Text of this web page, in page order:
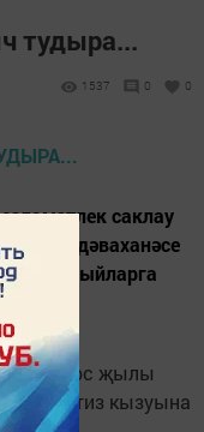
тудыра...
1537 0 0
саклау
дәваханәсе
сабыйларга
памперс җылы
тиз кызуына